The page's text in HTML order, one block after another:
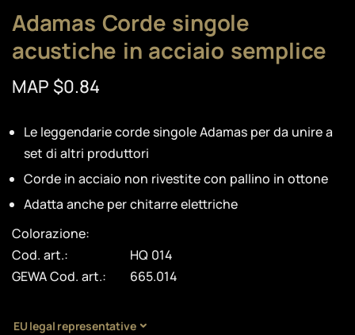
Adamas Corde singole
acustiche in acciaio semplice
MAP $0.84
Le leggendarie corde singole Adamas per da unire a
set di altri produttori
Corde in acciaio non rivestite con pallino in ottone
Adatta anche per chitarre elettriche
Colorazione:
Cod. art.:
HQ 014
GEWA Cod. art.:
665.014
EU legal representative